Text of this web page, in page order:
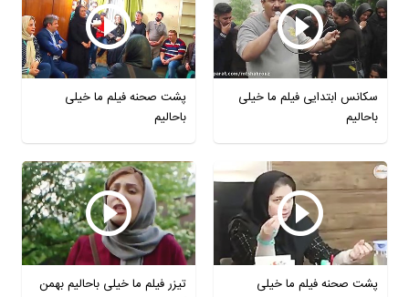
سکانس ابتدایی فیلم ما خیلی
باحالیم
پشت صحنه فیلم ما خیلی
باحالیم
پشت صحنه فیلم ما خیلی
تیزر فیلم ما خیلی باحالیم بهمن